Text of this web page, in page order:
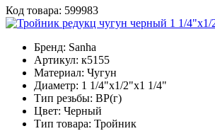
Код товара: 599983
Бренд: Sanha
Артикул: к5155
Материал: Чугун
Диаметр: 1 1/4"х1/2"х1 1/4"
Тип резьбы: ВР(г)
Цвет: Черный
Тип товара: Тройник